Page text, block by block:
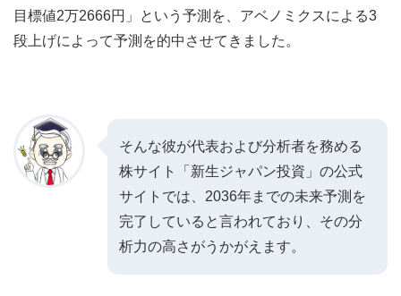
目標値2万2666円」という予測を、アベノミクスによる3
段上げによって予測を的中させてきました。
そんな彼が代表および分析者を務める
株サイト「新生ジャパン投資」の公式
サイトでは、2036年までの未来予測を
完了していると言われており、その分
析力の高さがうかがえます。